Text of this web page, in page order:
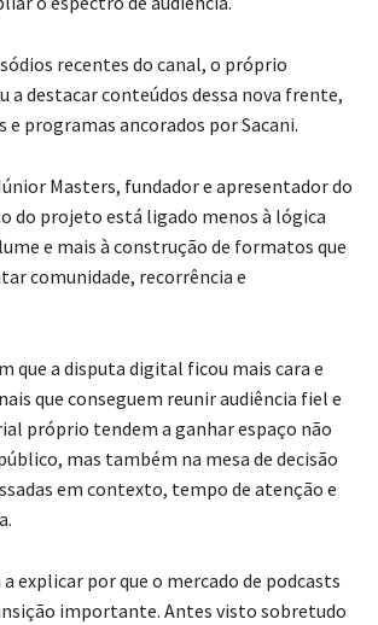
recentes do canal, o próprio
a destacar conteúdos dessa nova frente,
e programas ancorados por Sacani.
Masters, fundador e apresentador do
do projeto está ligado menos à lógica
e mais à construção de formatos que
comunidade, recorrência e
que a disputa digital ficou mais cara e
que conseguem reunir audiência fiel e
próprio tendem a ganhar espaço não
mas também na mesa de decisão
em contexto, tempo de atenção e
explicar por que o mercado de podcasts
importante. Antes visto sobretudo